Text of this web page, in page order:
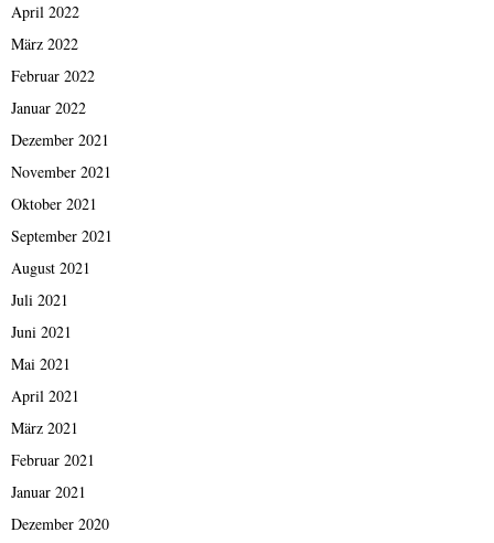
April 2022
März 2022
Februar 2022
Januar 2022
Dezember 2021
November 2021
Oktober 2021
September 2021
August 2021
Juli 2021
Juni 2021
Mai 2021
April 2021
März 2021
Februar 2021
Januar 2021
Dezember 2020